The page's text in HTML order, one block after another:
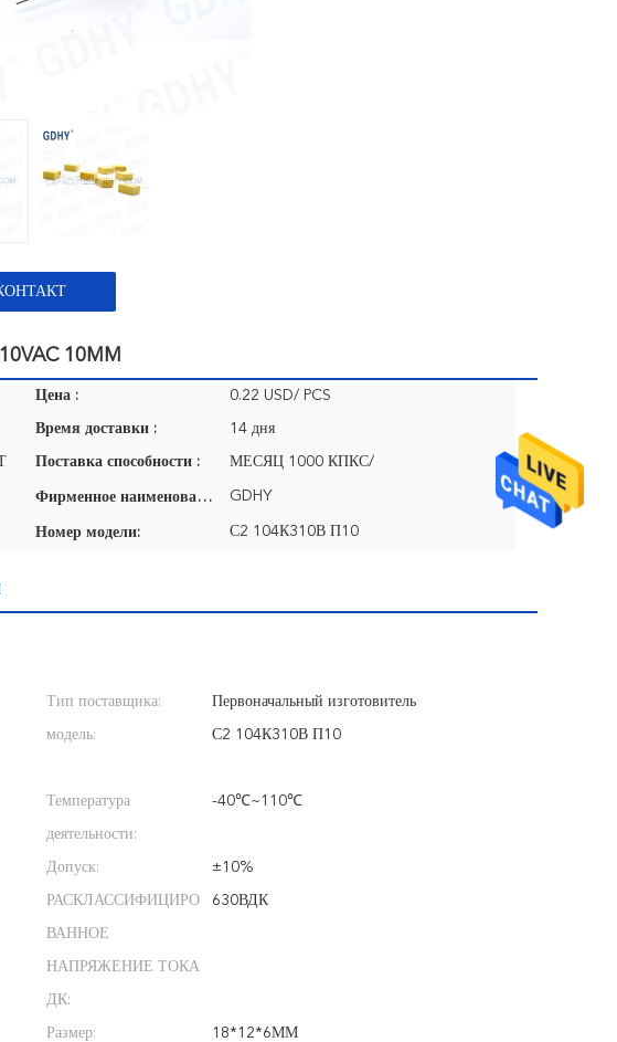
10MM
Цена : 0.22 USD/ PCS
Время доставки : 14 дня
Поставка способности : МЕСЯЦ 1000 КПКС/
Фирменное наименование: GDHY
Номер модели: С2 104К310В П10
Тип поставщика: Первоначальный изготовитель
модель: С2 104К310В П10
Температура
деятельности:
-40℃~110℃
Допуск: ±10%
РАСКЛАССИФИЦИРО
ВАННОЕ
НАПРЯЖЕНИЕ ТОКА
ДК:
630ВДК
Размер: 18*12*6ММ